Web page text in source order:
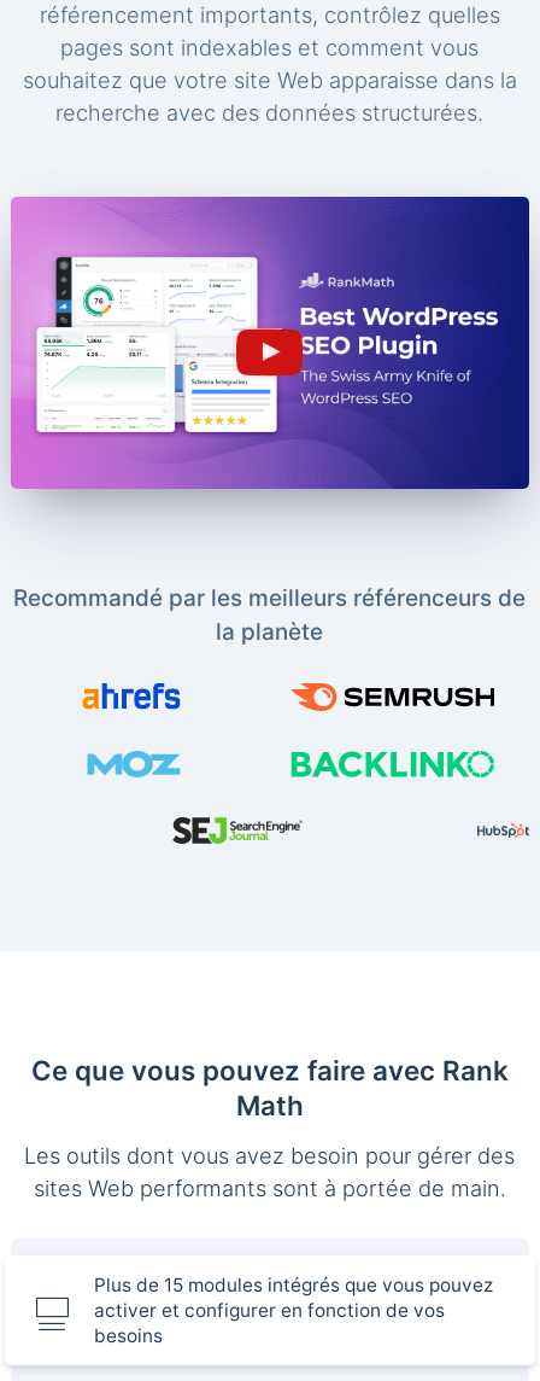
référencement importants, contrôlez quelles
pages sont indexables et comment vous
souhaitez que votre site Web apparaisse dans la
recherche avec des données structurées.
Recommandé par les meilleurs référenceurs de
la planète
Ce que vous pouvez faire avec Rank
Math
Les outils dont vous avez besoin pour gérer des
sites Web performants sont à portée de main.
Plus de 15 modules intégrés que vous pouvez
activer et configurer en fonction de vos
besoins